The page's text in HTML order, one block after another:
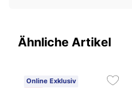
Ähnliche Artikel
Online Exklusiv